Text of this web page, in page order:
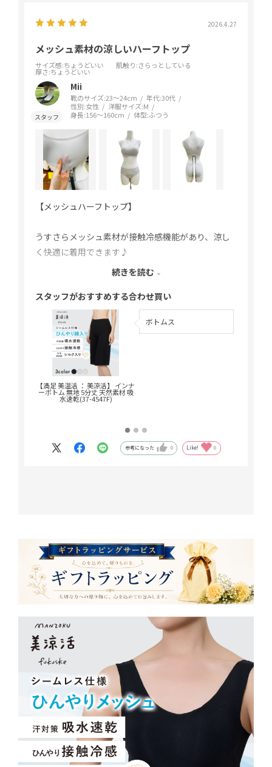
2026.4.27
メッシュ素材の涼しいハーフトップ
サイズ感:ちょうどいい 肌触り:さらっとしている
厚さ:ちょうどいい
Mii
靴のサイズ:23～24cm 年代:30代
性別:女性 洋服サイズ:M
身長:156～160cm 体型:ふつう
【メッシュハーフトップ】
うすさらメッシュ素材が接触冷感機能があり、涼し
く快適に着用できます♪
プなので、着ていて窮屈に感じませんでした。
アウターにも響きにくいのでピッタリフィットする
Tシャツの下にもおすすめです！
カップの内側がシルク素材なので肌当たりがとても
なめらかで気持ちいいです。
続きを読む
スタッフがおすすめする合わせ買い
【満足 美温活 ： 美涼活】 インナ
ーボトム 無地 5分丈 天然素材 吸
水速乾(37-4547F)
ボトムス
参考になった 0 Like! 0